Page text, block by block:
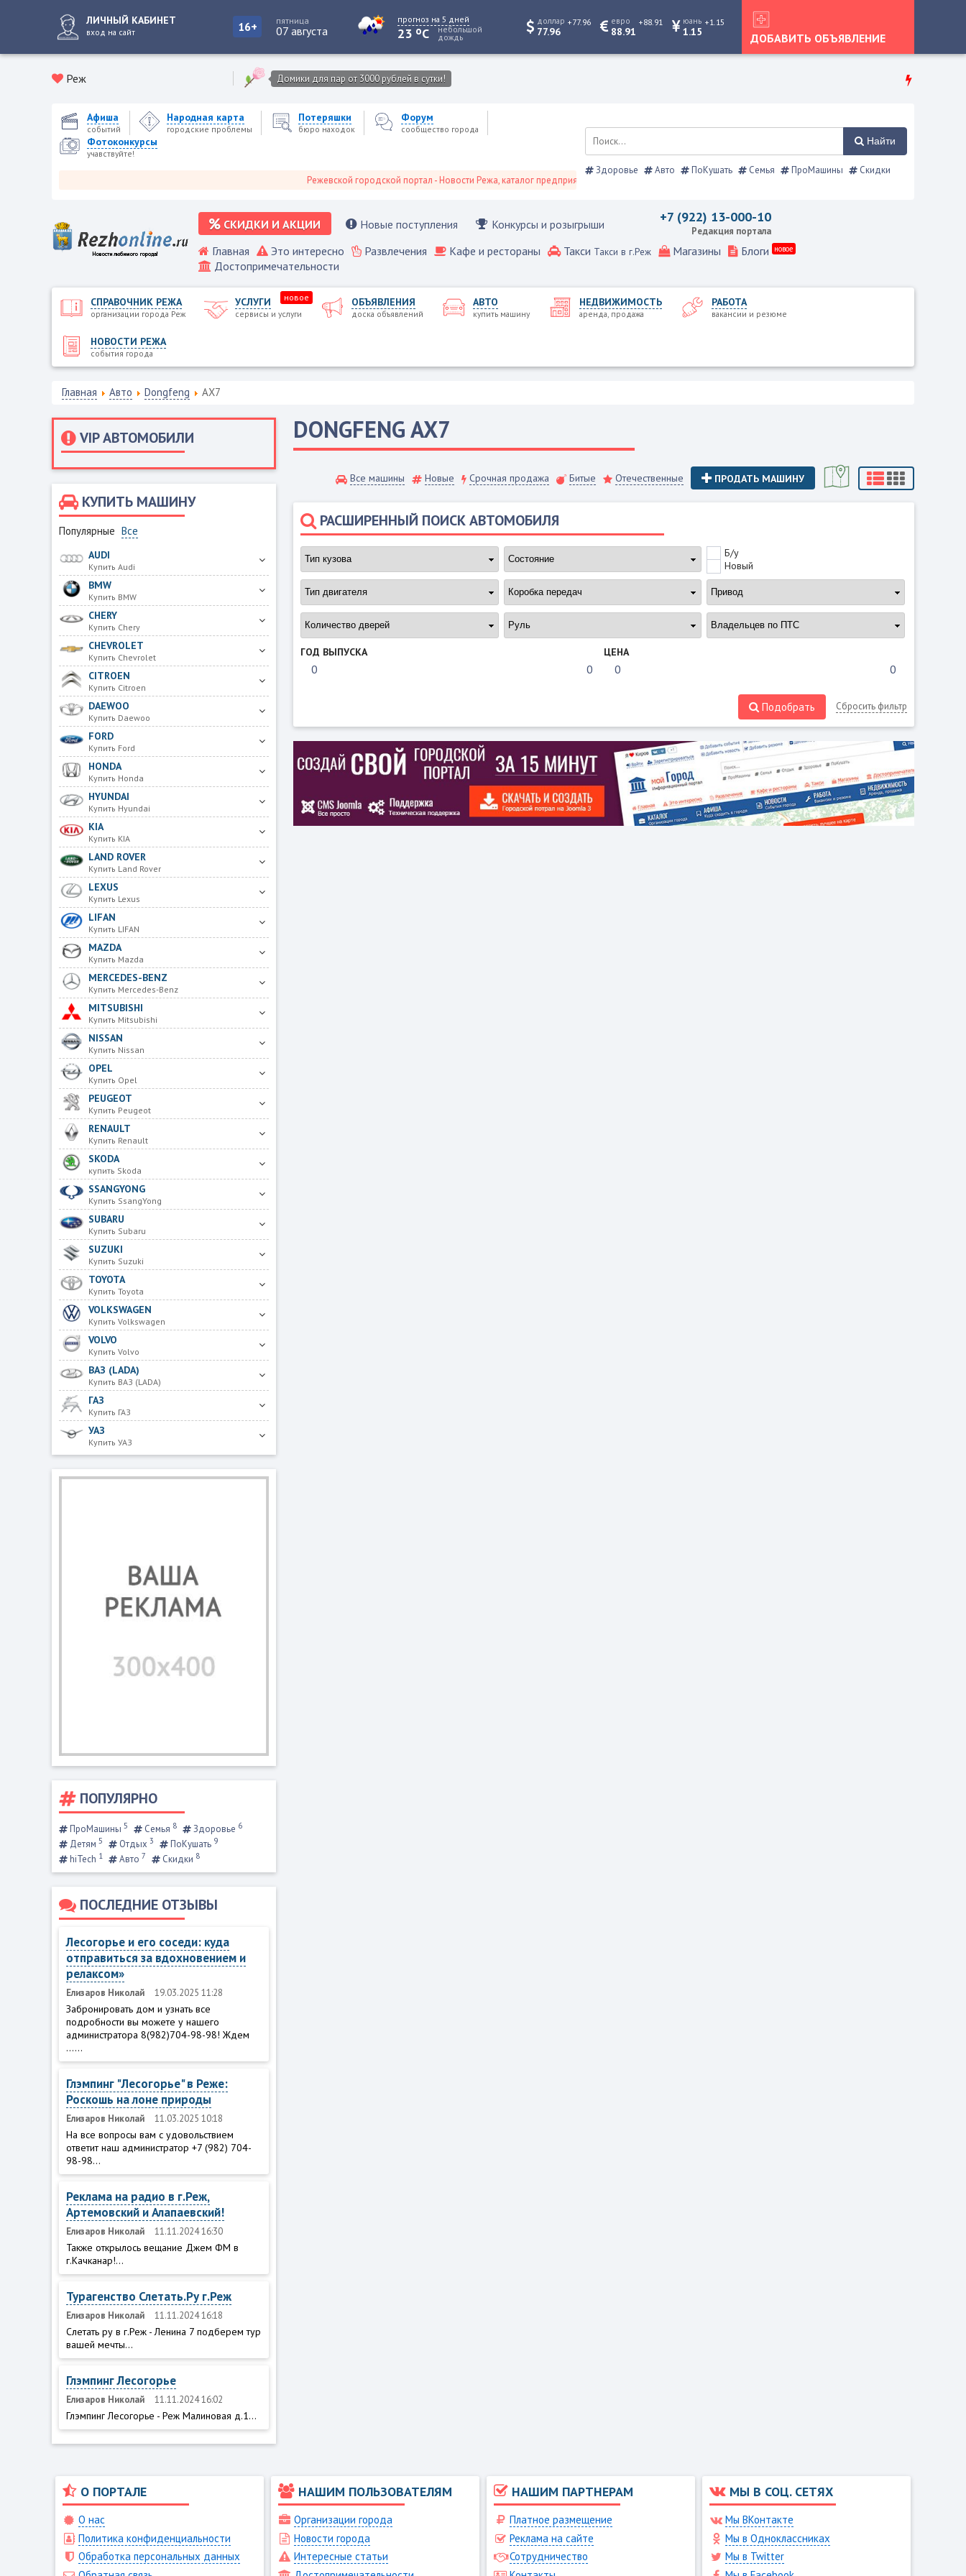
ЛИЧНЫЙ КАБИНЕТ
вход на сайт 16+ пятница
07 августа
прогноз на 5 дней
23 oC небольшой
дождь
доллар
77.96
+77.96 евро
88.91
+88.91 юань
1.15
+1.15
ДОБАВИТЬ ОБЪЯВЛЕНИЕ
Реж Домики для пар от 3000 рублей в сутки!
Афиша
событий
Народная карта
городские проблемы
Потеряшки
бюро находок
Форум
сообщество города
Фотоконкурсы
учавствуйте!
Режевской городской портал - Новости Режа, каталог предприятий, объявления, Режевской справочник
Найти
Здоровье Авто ПоКушать Семья ПроМашины Скидки
СКИДКИ И АКЦИИ Новые поступления Конкурсы и розыгрыши +7 (922) 13-000-10
Редакция портала
Главная Это интересно Развлечения Кафе и рестораны Такси Такси в г.Реж Магазины Блоги новое
Достопримечательности
СПРАВОЧНИК РЕЖА
организации города Реж
УСЛУГИ
сервисы и услуги
новое ОБЪЯВЛЕНИЯ
доска объявлений
АВТО
купить машину
НЕДВИЖИМОСТЬ
аренда, продажа
РАБОТА
вакансии и резюме
НОВОСТИ РЕЖА
события города
Главная Авто Dongfeng AX7
VIP АВТОМОБИЛИ
КУПИТЬ МАШИНУ
Популярные Все
AUDI
Купить Audi
BMW
Купить BMW
CHERY
Купить Chery
CHEVROLET
Купить Chevrolet
CITROEN
Купить Citroen
DAEWOO
Купить Daewoo
FORD
Купить Ford
HONDA
Купить Honda
HYUNDAI
Купить Hyundai
KIA
Купить KIA
LAND ROVER
Купить Land Rover
LEXUS
Купить Lexus
LIFAN
Купить LIFAN
MAZDA
Купить Mazda
MERCEDES-BENZ
Купить Mercedes-Benz
MITSUBISHI
Купить Mitsubishi
NISSAN
Купить Nissan
OPEL
Купить Opel
PEUGEOT
Купить Peugeot
RENAULT
Купить Renault
SKODA
купить Skoda
SSANGYONG
Купить SsangYong
SUBARU
Купить Subaru
SUZUKI
Купить Suzuki
TOYOTA
Купить Toyota
VOLKSWAGEN
Купить Volkswagen
VOLVO
Купить Volvo
ВАЗ (LADA)
Купить ВАЗ (LADA)
ГАЗ
Купить ГАЗ
УАЗ
Купить УАЗ
ПОПУЛЯРНО
ПроМашины 5 Семья 8 Здоровье 6
Детям 5 Отдых 3 ПоКушать 9
hiTech 1 Авто 7 Скидки 8
ПОСЛЕДНИЕ ОТЗЫВЫ
Лесогорье и его соседи: куда
отправиться за вдохновением и
релаксом»
Елизаров Николай 19.03.2025 11:28
Забронировать дом и узнать все
подробности вы можете у нашего
администратора 8(982)704-98-98! Ждем
......
Глэмпинг "Лесогорье" в Реже:
Роскошь на лоне природы
Елизаров Николай 11.03.2025 10:18
На все вопросы вам с удовольствием
ответит наш администратор +7 (982) 704-
98-98...
Реклама на радио в г.Реж,
Артемовский и Алапаевский!
Елизаров Николай 11.11.2024 16:30
Также открылось вещание Джем ФМ в
г.Качканар!...
Турагенство Слетать.Ру г.Реж
Елизаров Николай 11.11.2024 16:18
Слетать ру в г.Реж - Ленина 7 подберем тур
вашей мечты...
Глэмпинг Лесогорье
Елизаров Николай 11.11.2024 16:02
Глэмпинг Лесогорье - Реж Малиновая д.1...
DONGFENGAX7
Все машины Новые Срочная продажа Битые Отечественные ПРОДАТЬ МАШИНУ
РАСШИРЕННЫЙ ПОИСК АВТОМОБИЛЯ
Б/у
Новый
ГОД ВЫПУСКА ЦЕНА
Подобрать Сбросить фильтр
О ПОРТАЛЕ
О нас
Политика конфиденциальности
Обработка персональных данных
НАШИМ ПОЛЬЗОВАТЕЛЯМ
Организации города
Новости города
Интересные статьи
НАШИМ ПАРТНЕРАМ
Платное размещение
Реклама на сайте
Сотрудничество
МЫ В СОЦ. СЕТЯХ
Мы ВКонтакте
Мы в Одноклассниках
Мы в Twitter